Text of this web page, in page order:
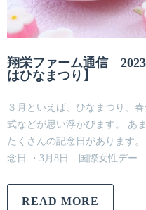
翔栄ファーム通信 2023
はひなまつり】
３月といえば、ひなまつり、
式などが思い浮かびます。 あ
たくさんの記念日があります
念日 ・3月8日 国際女性デー
READ MORE